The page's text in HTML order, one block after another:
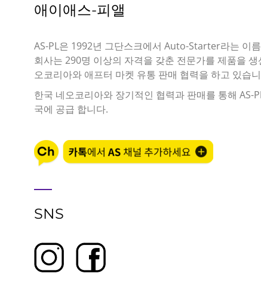
애이애스-피앨
AS-PL은 1992년 그단스크에서 Auto-Starter라는 이
회사는 290명 이상의 자격을 갖춘 전문가를 제품을
오코리아와 애프터 마켓 유통 판매 협력을 하고 있습
한국 네오코리아와 장기적인 협력과 판매를 통해 AS-
국에 공급 합니다.
SNS